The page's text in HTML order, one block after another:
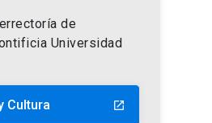
de
Universidad
Cultura launch